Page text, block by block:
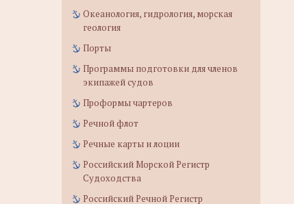
Океанология, гидрология, морская
геология
Порты
Программы подготовки для членов
экипажей судов
Проформы чартеров
Речной флот
Речные карты и лоции
Российский Морской Регистр
Судоходства
Российский Речной Регистр